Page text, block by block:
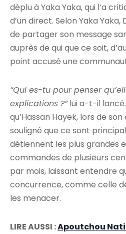
déplu à Yaka Yaka, qui l’a
d’un direct. Selon Yaka
de partager son message
auprès de qui que ce soit,
point accusé une
“Qui es-tu pour penser
explications ?”lui a-t-il
qu’Hassan Hayek, lors de
souligné que ce sont
détiennent les plus grandes
commandes de plusieurs
par mois, laissant entendre
concurrence, comme celle
les menacer.
LIRE AUSSI :Apoutchou